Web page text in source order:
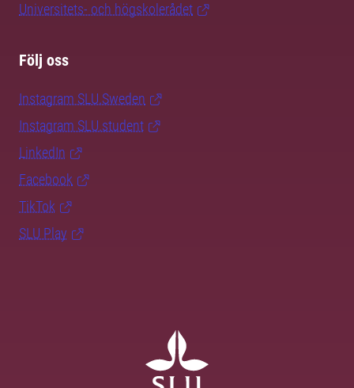
Universitets- och högskolerådet
Följ oss
Instagram SLU.Sweden
Instagram SLU.student
LinkedIn
Facebook
TikTok
SLU Play